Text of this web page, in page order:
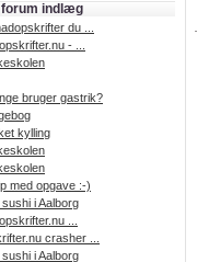
forum indlæg
du ...
- ...
bruger gastrik?
kylling
med opgave :-)
i Aalborg
...
crasher ...
i Aalborg